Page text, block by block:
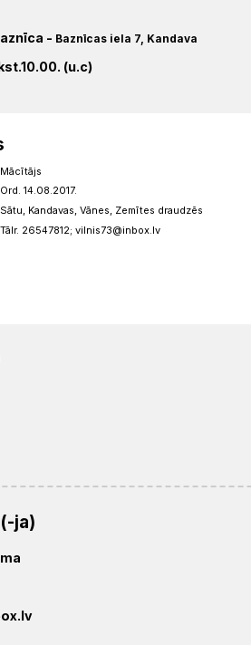
- Baznīcas iela 7, Kandava
(u.c)
Mācītājs
Ord. 14.08.2017.
Sātu, Kandavas, Vānes, Zemītes draudzēs
Tālr. 26547812; vilnis73@inbox.lv
ja)